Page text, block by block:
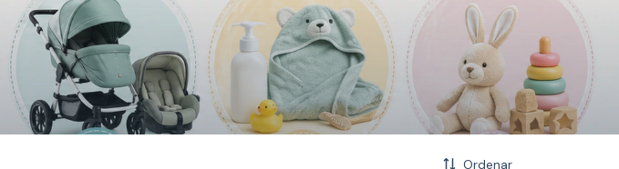
Ordenar